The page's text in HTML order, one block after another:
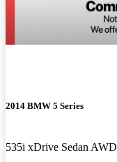
2014 BMW 5 Series
535i xDrive Sedan AWD